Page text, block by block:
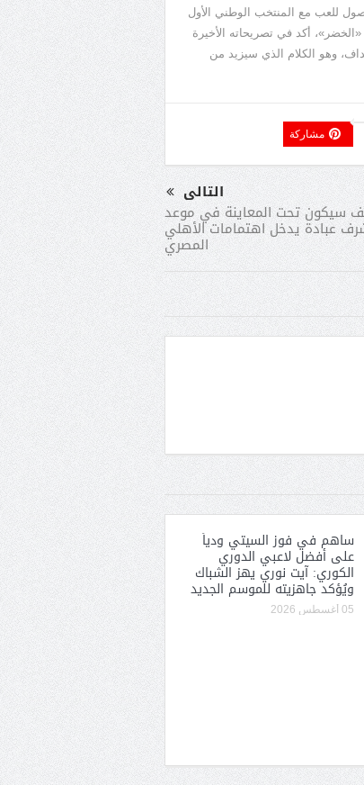
للعب مع المنتخب الوطني الأول
«الخضر »، أكد في تصريحاته الأخيرة
وهو الكلام الذي سيزيد من
مشاركة
التالى
سيكون تحت المعاينة في موعد
عبادة يدخل اهتمامات الأهلي
المصري
ساهم في فوز السيتي ودياً
على أفضل لاعبي الدوري
الكوري: آيت نوري يهز الشباك
ويُؤكد جاهزيته للموسم الجديد
05 أغسطس 2026